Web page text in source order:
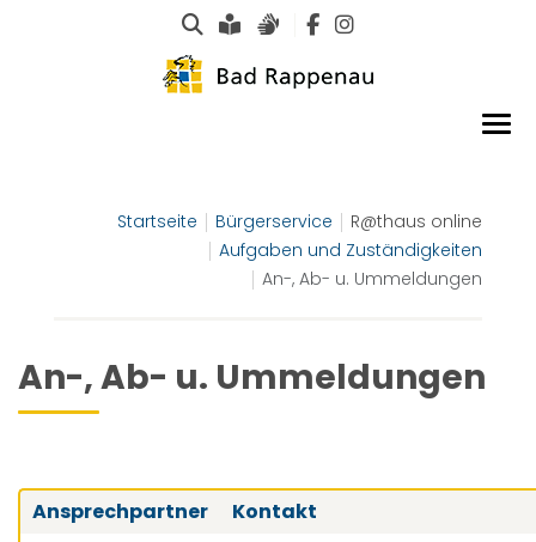
Suche
Leichte Sprache
Gebärdensprachen
Startseite Bürgerservice
R@thaus online
Aufgaben und Zuständigkeiten
An-, Ab- u. Ummeldungen
An-, Ab- u. Ummeldungen
Ansprechpartner
Kontakt